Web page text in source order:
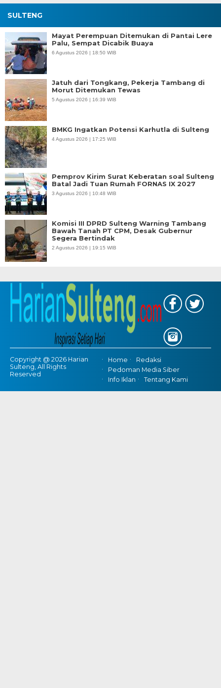
SULTENG
Mayat Perempuan Ditemukan di Pantai Lere
Palu, Sempat Dicabik Buaya
6 Agustus 2026 | 18:50 WIB
Jatuh dari Tongkang, Pekerja Tambang di
Morut Ditemukan Tewas
5 Agustus 2026 | 16:39 WIB
BMKG Ingatkan Potensi Karhutla di Sulteng
4 Agustus 2026 | 17:25 WIB
Pemprov Kirim Surat Keberatan soal Sulteng
Batal Jadi Tuan Rumah FORNAS IX 2027
3 Agustus 2026 | 10:48 WIB
Komisi III DPRD Sulteng Warning Tambang
Bawah Tanah PT CPM, Desak Gubernur
Segera Bertindak
2 Agustus 2026 | 19:15 WIB
Copyright @ 2026 Harian
Sulteng, All Rights
Reserved
Home
Redaksi
Pedoman Media Siber
Info Iklan
Tentang Kami